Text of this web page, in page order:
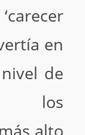
en
de
los
alto